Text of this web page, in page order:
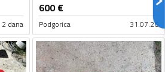
dana
600€
Podgorica 31.07.26